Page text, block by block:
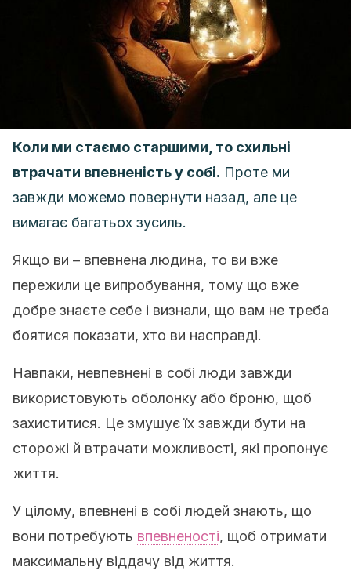
Коли ми стаємо старшими, то схильні
втрачати впевненість у собі. Проте ми
завжди можемо повернути назад, але це
вимагає багатьох зусиль.
Якщо ви – впевнена людина, то ви вже
пережили це випробування, тому що вже
добре знаєте себе і визнали, що вам не треба
боятися показати, хто ви насправді.
Навпаки, невпевнені в собі люди завжди
використовують оболонку або броню, щоб
захиститися. Це змушує їх завжди бути на
сторожі й втрачати можливості, які пропонує
життя.
У цілому, впевнені в собі людей знають, що
вони потребують впевненості, щоб отримати
максимальну віддачу від життя.